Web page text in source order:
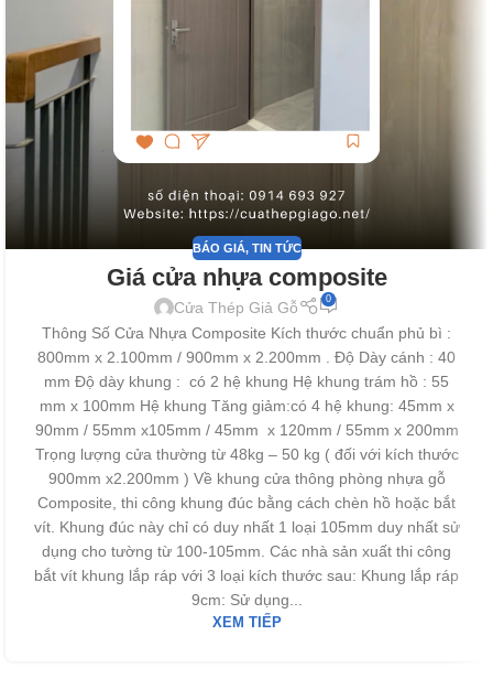
BÁO GIÁ, TIN TỨC
Giá cửa nhựa composite
Cửa Thép Giả Gỗ 0
Thông Số Cửa Nhựa Composite Kích thước chuẩn phủ bì :
800mm x 2.100mm / 900mm x 2.200mm . Độ Dày cánh : 40
mm Độ dày khung : có 2 hệ khung Hệ khung trám hồ : 55
mm x 100mm Hệ khung Tăng giảm:có 4 hệ khung: 45mm x
90mm / 55mm x105mm / 45mm x 120mm / 55mm x 200mm
Trọng lượng cửa thường từ 48kg – 50 kg ( đối với kích thước
900mm x2.200mm ) Về khung cửa thông phòng nhựa gỗ
Composite, thi công khung đúc bằng cách chèn hồ hoặc bắt
vít. Khung đúc này chỉ có duy nhất 1 loại 105mm duy nhất sử
dụng cho tường từ 100-105mm. Các nhà sản xuất thi công
bắt vít khung lắp ráp với 3 loại kích thước sau: Khung lắp ráp
9cm: Sử dụng...
XEM TIẾP